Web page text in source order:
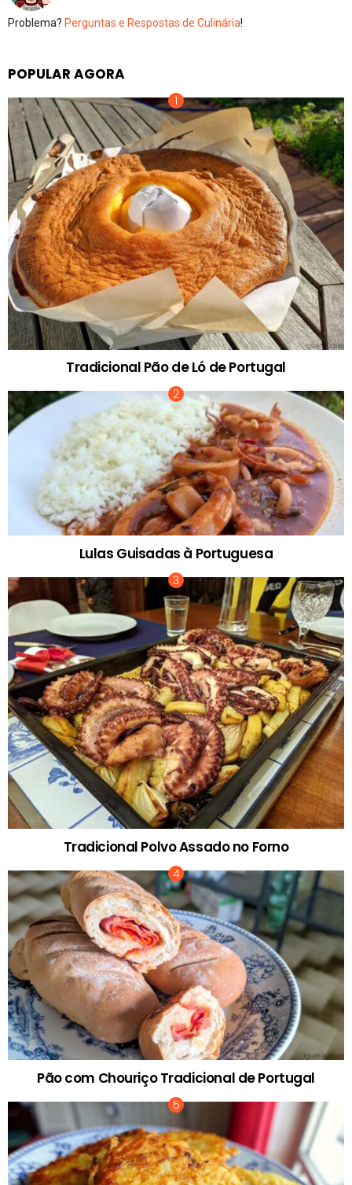
Problema? Perguntas e Respostas de Culinária!
POPULAR AGORA
Tradicional Pão de Ló de Portugal
Lulas Guisadas à Portuguesa
Tradicional Polvo Assado no Forno
Pão com Chouriço Tradicional de Portugal